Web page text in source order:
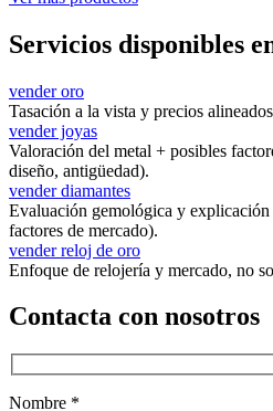
Servicios disponibles
vender oro
Tasación a la vista y precios
vender joyas
Valoración del metal + posibles
diseño, antigüedad).
vender diamantes
Evaluación gemológica y
factores de mercado).
vender reloj de oro
Enfoque de relojería y mercado, no
Contacta con nosotros
Nombre *